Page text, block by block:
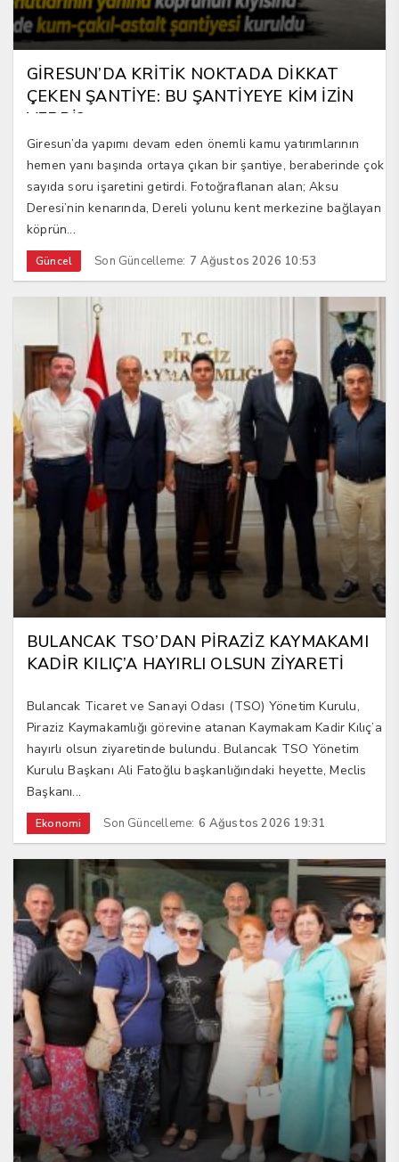
GİRESUN’DA KRİTİK NOKTADA DİKKAT
ÇEKEN ŞANTİYE: BU ŞANTİYEYE KİM İZİN
VERDİ?
Giresun’da yapımı devam eden önemli kamu yatırımlarının
hemen yanı başında ortaya çıkan bir şantiye, beraberinde çok
sayıda soru işaretini getirdi. Fotoğraflanan alan; Aksu
Deresi’nin kenarında, Dereli yolunu kent merkezine bağlayan
köprün...
Güncel Son Güncelleme: 7 Ağustos 2026 10:53
BULANCAK TSO’DAN PİRAZİZ KAYMAKAMI
KADİR KILIÇ’A HAYIRLI OLSUN ZİYARETİ
Bulancak Ticaret ve Sanayi Odası (TSO) Yönetim Kurulu,
Piraziz Kaymakamlığı görevine atanan Kaymakam Kadir Kılıç’a
hayırlı olsun ziyaretinde bulundu. Bulancak TSO Yönetim
Kurulu Başkanı Ali Fatoğlu başkanlığındaki heyette, Meclis
Başkanı...
Ekonomi Son Güncelleme: 6 Ağustos 2026 19:31